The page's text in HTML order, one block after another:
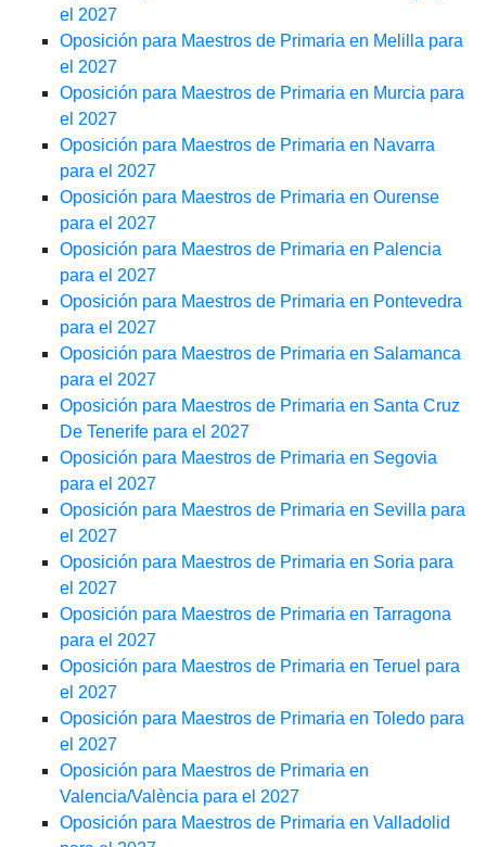
el 2027
Oposición para Maestros de Primaria en Melilla para
el 2027
Oposición para Maestros de Primaria en Murcia para
el 2027
Oposición para Maestros de Primaria en Navarra
para el 2027
Oposición para Maestros de Primaria en Ourense
para el 2027
Oposición para Maestros de Primaria en Palencia
para el 2027
Oposición para Maestros de Primaria en Pontevedra
para el 2027
Oposición para Maestros de Primaria en Salamanca
para el 2027
Oposición para Maestros de Primaria en Santa Cruz
De Tenerife para el 2027
Oposición para Maestros de Primaria en Segovia
para el 2027
Oposición para Maestros de Primaria en Sevilla para
el 2027
Oposición para Maestros de Primaria en Soria para
el 2027
Oposición para Maestros de Primaria en Tarragona
para el 2027
Oposición para Maestros de Primaria en Teruel para
el 2027
Oposición para Maestros de Primaria en Toledo para
el 2027
Oposición para Maestros de Primaria en
Valencia/València para el 2027
Oposición para Maestros de Primaria en Valladolid